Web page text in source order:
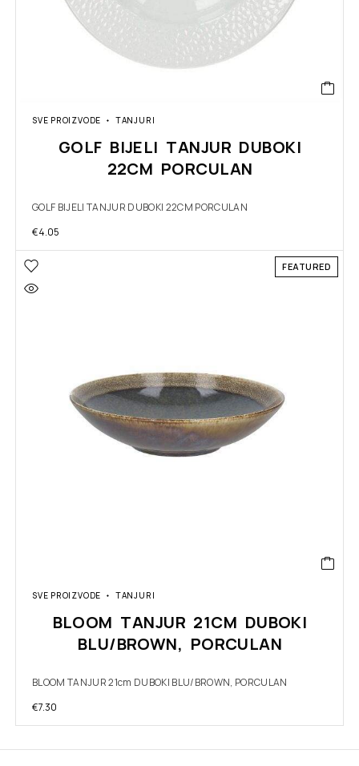
SVE PROIZVODE TANJURI
GOLF BIJELI TANJUR DUBOKI
22CM PORCULAN
GOLF BIJELI TANJUR DUBOKI 22CM PORCULAN
€4.05
FEATURED
SVE PROIZVODE TANJURI
BLOOM TANJUR 21CM DUBOKI
BLU/BROWN, PORCULAN
BLOOM TANJUR 21cm DUBOKI BLU/BROWN, PORCULAN
€7.30